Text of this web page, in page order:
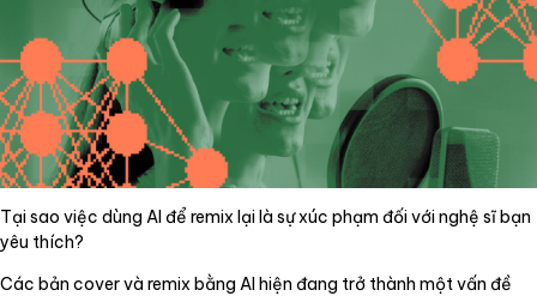
Tại sao việc dùng AI để remix lại là sự xúc phạm đối với nghệ sĩ bạn
yêu thích?
Các bản cover và remix bằng AI hiện đang trở thành một vấn đề